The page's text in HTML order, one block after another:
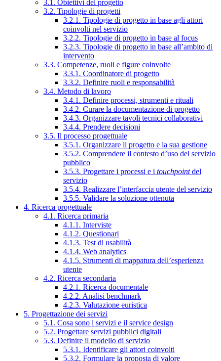
3.1. Obiettivi del progetto
3.2. Tipologie di progetti
3.2.1. Tipologie di progetto in base agli attori
coinvolti nel servizio
3.2.2. Tipologie di progetto in base al focus
3.2.3. Tipologie di progetto in base all’ambito di
intervento
3.3. Competenze, ruoli e figure coinvolte
3.3.1. Coordinatore di progetto
3.3.2. Definire ruoli e responsabilità
3.4. Metodo di lavoro
3.4.1. Definire processi, strumenti e rituali
3.4.2. Curare la documentazione di progetto
3.4.3. Organizzare tavoli tecnici collaborativi
3.4.4. Prendere decisioni
3.5. Il processo progettuale
3.5.1. Organizzare il progetto e la sua gestione
3.5.2. Comprendere il contesto d’uso del servizio
pubblico
3.5.3. Progettare i processi e i touchpointdel
servizio
3.5.4. Realizzare l’interfaccia utente del servizio
3.5.5. Validare la soluzione ottenuta
4. Ricerca progettuale
4.1. Ricerca primaria
4.1.1. Interviste
4.1.2. Questionari
4.1.3. Test di usabilità
4.1.4. Web analytics
4.1.5. Strumenti di mappatura dell’esperienza
utente
4.2. Ricerca secondaria
4.2.1. Ricerca documentale
4.2.2. Analisi benchmark
4.2.3. Valutazione euristica
5. Progettazione dei servizi
5.1. Cosa sono i servizi e il service design
5.2. Progettare servizi pubblici digitali
5.3. Definire il modello di servizio
5.3.1. Identificare gli attori coinvolti
5.3.2. Formulare la proposta di valore